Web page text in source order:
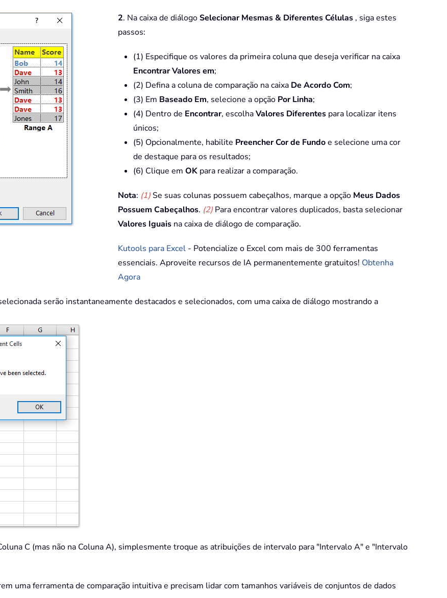
2. Na caixa de diálogoSelecionar Mesmas & Diferentes Células , siga estes
passos:
(1) Especifique os valores da primeira coluna que deseja verificar na caixa
Encontrar Valores em;
(2) Defina a coluna de comparação na caixa De Acordo Com;
(3) Em Baseado Em, selecione a opção Por Linha;
(4) Dentro de Encontrar, escolhaValores Diferentespara localizar itens
únicos;
(5) Opcionalmente, habilite Preencher Cor de Fundoe selecione uma cor
de destaque para os resultados;
(6) Clique em OKpara realizar a comparação.
Nota: (1) Se suas colunas possuem cabeçalhos, marque a opção Meus Dados
Possuem Cabeçalhos. (2)Para encontrar valores duplicados, basta selecionar
Valores Iguaisna caixa de diálogo de comparação.
Kutools para Excel- Potencialize o Excel com mais de 300 ferramentas
essenciais. Aproveite recursos de IA permanentemente gratuitos! Obtenha
Agora
serão instantaneamente destacados e selecionados, com uma caixa de diálogo mostrando a
C (mas não na Coluna A), simplesmente troque as atribuições de intervalo para "Intervalo A" e "Intervalo
uma ferramenta de comparação intuitiva e precisam lidar com tamanhos variáveis de conjuntos de dados